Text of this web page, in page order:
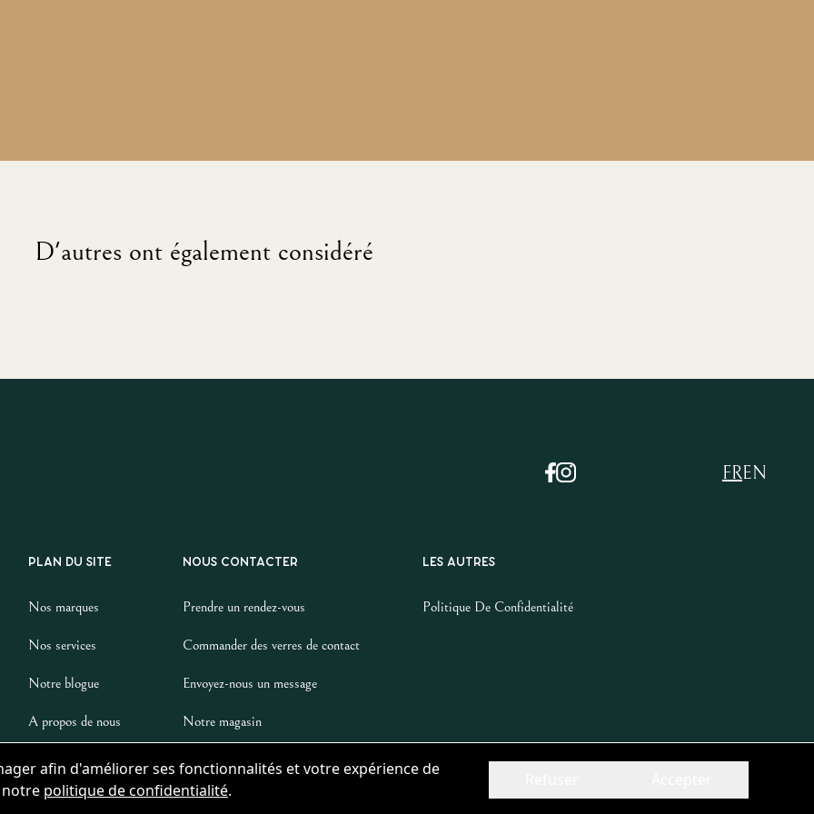
D'autres ont également considéré
afin d'améliorer ses fonctionnalités et votre expérience de
notre politique de confidentialité.
EN
FR
PLAN DU SITE
Nos marques
Nos services
Notre blogue
A propos de nous
NOUS CONTACTER
Prendre un rendez-vous
Commander des verres de contact
Envoyez-nous un message
Notre magasin
LES AUTRES
Politique De Confidentialité